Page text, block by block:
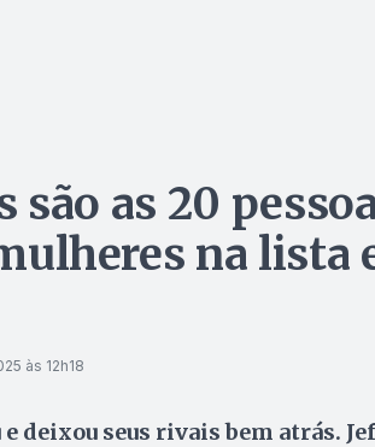
são as 20
na lista
às 12h18
deixou seus rivais bem atrás.